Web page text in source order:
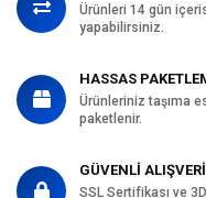
Ürünleri 14 gün
yapabilirsiniz.
HASSAS
Ürünleriniz taşıma
paketlenir.
GÜVENLİ
SSL Sertifikası ve